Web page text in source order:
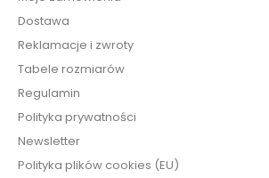
Dostawa
Reklamacje i zwroty
Tabele rozmiarów
Regulamin
Polityka prywatności
Newsletter
Polityka plików cookies (EU)